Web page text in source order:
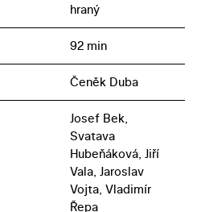
hraný
92 min
Čeněk Duba
Josef Bek,
Svatava
Hubeňáková, Jiří
Vala, Jaroslav
Vojta, Vladimír
Řepa